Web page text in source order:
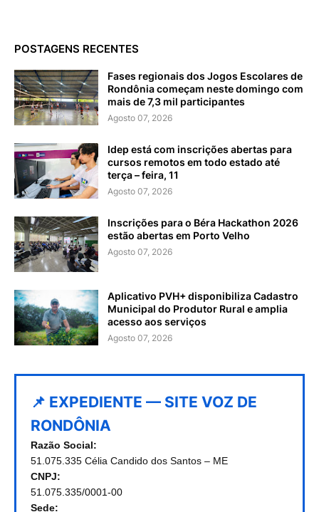
POSTAGENS RECENTES
Fases regionais dos Jogos Escolares de
Rondônia começam neste domingo com
mais de 7,3 mil participantes
Agosto 07, 2026
Idep está com inscrições abertas para
cursos remotos em todo estado até
terça – feira, 11
Agosto 07, 2026
Inscrições para o Béra Hackathon 2026
estão abertas em Porto Velho
Agosto 07, 2026
Aplicativo PVH+ disponibiliza Cadastro
Municipal do Produtor Rural e amplia
acesso aos serviços
Agosto 07, 2026
📌 EXPEDIENTE — SITE VOZ DE
RONDÔNIA
Razão Social:
51.075.335 Célia Candido dos Santos – ME
CNPJ:
51.075.335/0001-00
Sede: